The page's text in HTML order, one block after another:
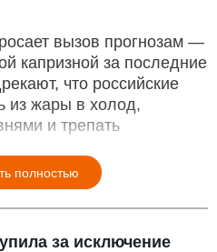
вызов прогнозам —
капризной за последние
что российские
из жары в холод,
и трепать
полностью
за исключение